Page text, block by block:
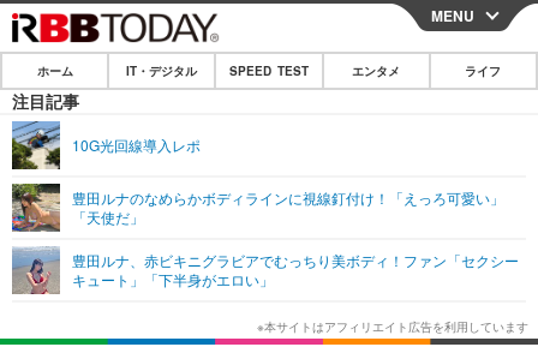
CLOSE
ホーム
IT・デジタル
ネタ
ショッピング その他
SPEED TEST
エンタメ
エンタメTOP
韓国・芸能
ライフ
ライフTOP グルメ
リリース一覧
MENU
ホーム IT・デジタル SPEED TEST エンタメ ライフ
注目記事
10G光回線導入レポ
豊田ルナのなめらかボディラインに視線釘付け！「えっろ可愛い」
「天使だ」
豊田ルナ、赤ビキニグラビアでむっちり美ボディ！ファン「セクシー
キュート」「下半身がエロい」